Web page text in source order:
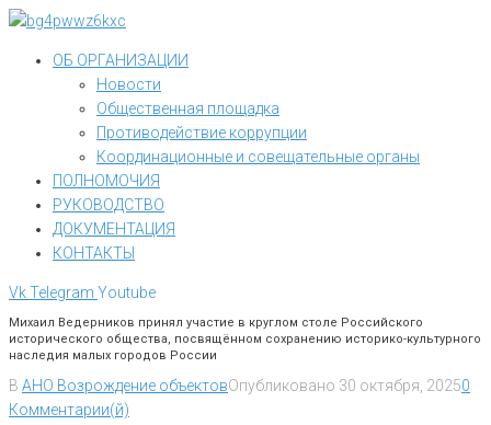
Перейти
контентуОБ ОРГАНИЗАЦИИ
Новости
Общественная площадка
Противодействие коррупции
Координационные и совещательные органы
ПОЛНОМОЧИЯ
РУКОВОДСТВО
ДОКУМЕНТАЦИЯ
КОНТАКТЫ
VkTelegram Youtube
Михаил Ведерников принял участие в круглом столе Российского
исторического общества, посвящённом сохранению историко-культурного
наследия малых городов России
В АНО Возрождение объектовОпубликовано 30 октября, 20250
Комментарии(й)